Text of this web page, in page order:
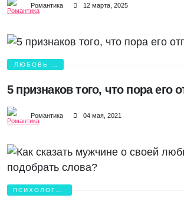
Романтика 12 марта, 2025
ЛЮБОВЬ И
5 признаков того, что пора его
Романтика 04 мая, 2021
ПСИХОЛОГИЯ